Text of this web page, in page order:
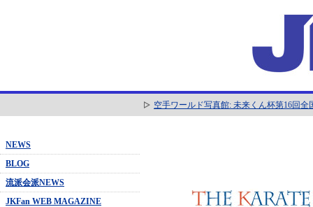
空手ワールド写真館: 未来くん杯第16回
NEWS
BLOG
流派会派NEWS
JKFan WEB MAGAZINE